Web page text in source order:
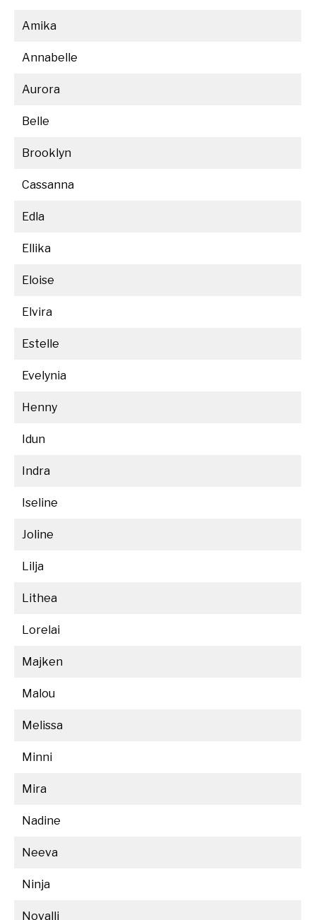
Amika
Annabelle
Aurora
Belle
Brooklyn
Cassanna
Edla
Ellika
Eloise
Elvira
Estelle
Evelynia
Henny
Idun
Indra
Iseline
Joline
Lilja
Lithea
Lorelai
Majken
Malou
Melissa
Minni
Mira
Nadine
Neeva
Ninja
Novalli